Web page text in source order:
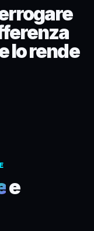
lo rende
e